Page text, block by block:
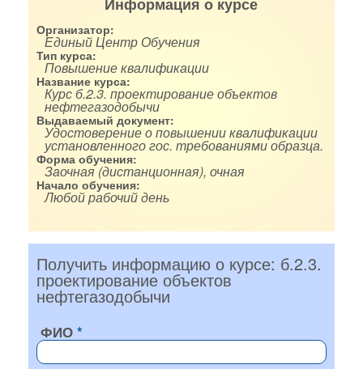
Организатор:
Единый Центр Обучения
Тип курса:
Повышение квалификации
Название курса:
Курс б.2.3. проектирование объектов
нефтегазодобычи
Выдаваемый документ:
Удостоверение о повышении квалификации
установленного гос. требованиями образца.
Форма обучения:
Заочная (дистанционная), очная
Начало обучения:
Любой рабочий день
Получить информацию о курсе: б.2.3.
проектирование объектов
нефтегазодобычи
ФИО